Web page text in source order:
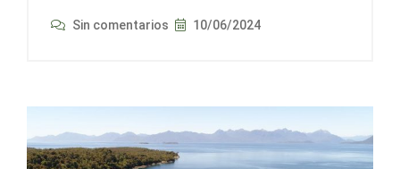
Sin comentarios 10/06/2024